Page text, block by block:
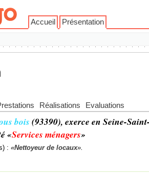
Accueil Présentation
Réalisations Evaluations
bois (93390), exerce en Seine-
«Services ménagers»
: «Nettoyeur de locaux».